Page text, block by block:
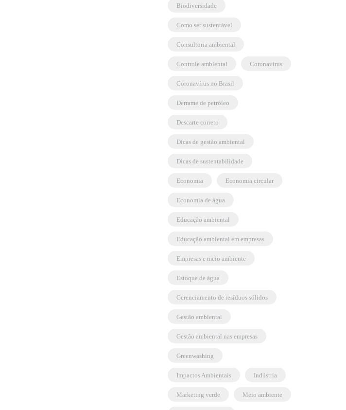
biodiversidade
como ser sustentável
consultoria ambiental
controle ambiental coronavírus
coronavírus no Brasil
derrame de petróleo
descarte correto
dicas de gestão ambiental
dicas de sustentabilidade
economia economia circular
economia de água
educação ambiental
educação ambiental em empresas
empresas e meio ambiente
estoque de água
gerenciamento de resíduos sólidos
gestão ambiental
gestão ambiental nas empresas
greenwashing
Impactos Ambientais indústria
marketing verde meio ambiente